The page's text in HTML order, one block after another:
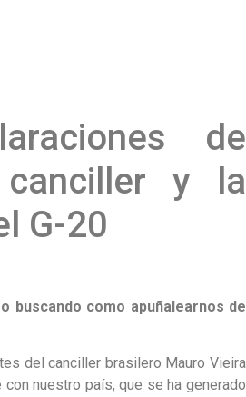
de
y la
G-20
buscando como apuñalearnos de
del canciller brasilero Mauro Vieira
nuestro país, que se ha generado